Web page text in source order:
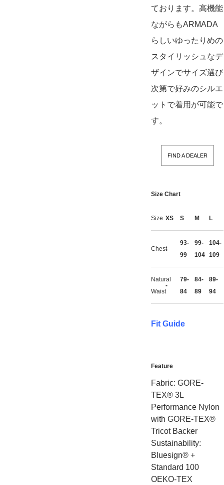
ております。高機能
ながらもARMADA
らしいゆったりめの
スタイリッシュなデ
ザインでサイズ選び
次第で好みのシルエ
ットで着用が可能で
す。
FIND A DEALER
Size Chart
Size XS S M L
Chest-
93-
99
99-
104
104-
109
Natural
Waist
-
79-
84
84-
89
89-
94
Fit Guide
Feature
Fabric: GORE-
TEX® 3L
Performance Nylon
with GORE-TEX®
Tricot Backer
Sustainability:
Bluesign® +
Standard 100
OEKO-TEX